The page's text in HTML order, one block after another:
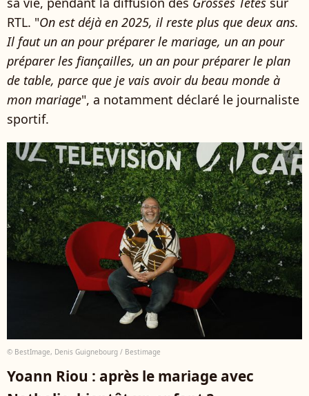
RTL. "On est déjà en 2025, il reste plus que deux ans.
Il faut un an pour préparer le mariage, un an pour
préparer les fiançailles, un an pour préparer le plan
de table, parce que je vais avoir du beau monde à
mon mariage", a notamment déclaré le journaliste
sportif.
© BestImage, Denis Guignebourg / Bestimage
Yoann Riou : après le mariage avec